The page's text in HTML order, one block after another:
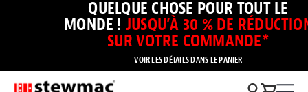
QUELQUE CHOSE POUR TOUT LE
MONDE ! JUSQU’À 30 % DE
SUR VOTRE COMMANDE*
VOIR LES DÉTAILS DANS LE PANIER